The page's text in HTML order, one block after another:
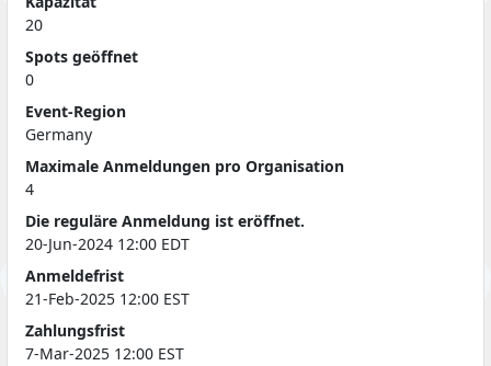
20
Spots geöffnet
0
Event-Region
Germany
Maximale Anmeldungen pro Organisation
4
Die reguläre Anmeldung ist eröffnet.
20-Jun-2024 12:00 EDT
Anmeldefrist
21-Feb-2025 12:00 EST
Zahlungsfrist
7-Mar-2025 12:00 EST